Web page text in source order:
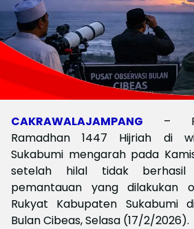
CAKRAWALAJAMPANG
–
Ramadhan 1447 Hijriah di
Sukabumi mengarah pada
setelah hilal tidak
pemantauan yang dilakukan
Rukyat Kabupaten Sukabumi
Bulan Cibeas, Selasa (17/2/2026).